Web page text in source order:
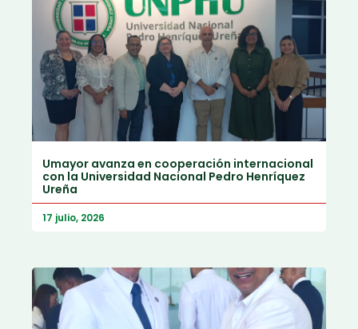
Umayor avanza en cooperación internacional
con la Universidad Nacional Pedro Henríquez
Ureña
17 julio, 2026